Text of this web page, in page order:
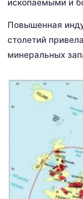
ископаемыми и
Повышенная
столетий
минеральных